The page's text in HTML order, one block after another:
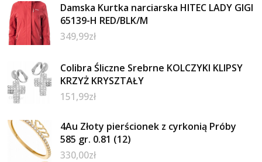
Damska Kurtka narciarska HITEC LADY GIGI
65139-H RED/BLK/M
349,99zł
Colibra Śliczne Srebrne KOLCZYKI KLIPSY
KRZYŻ KRYSZTAŁY
151,99zł
4Au Złoty pierścionek z cyrkonią Próby
585 gr. 0.81 (12)
330,00zł